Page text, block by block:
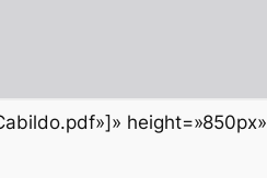
height=»850px»